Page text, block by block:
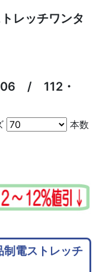
レッチワンタ
/ 112・
本数
電ストレッチ